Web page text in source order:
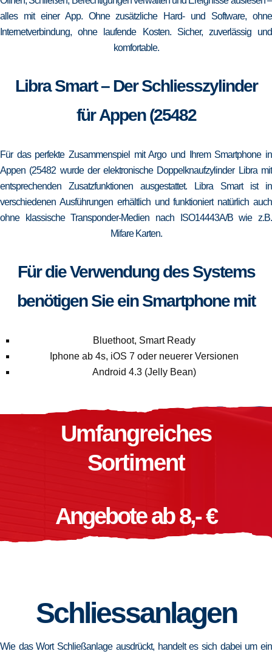
alles mit einer App. Ohne zusätzliche Hard- und Software, ohne
Internetverbindung, ohne laufende Kosten. Sicher, zuverlässig und
komfortable.
Libra Smart – Der Schliesszylinder
für Appen (25482
Für das perfekte Zusammenspiel mit Argo und Ihrem Smartphone in
Appen (25482 wurde der elektronische Doppelknaufzylinder Libra mit
entsprechenden Zusatzfunktionen ausgestattet. Libra Smart ist in
verschiedenen Ausführungen erhältlich und funktioniert natürlich auch
ohne klassische Transponder-Medien nach ISO14443A/B wie z.B.
Mifare Karten.
Für die Verwendung des Systems
benötigen Sie ein Smartphone mit
Bluethoot, Smart Ready
Iphone ab 4s, iOS 7 oder neuerer Versionen
Android 4.3 (Jelly Bean)
Umfangreiches
Sortiment
Angebote ab 8,- €
Schliessanlagen
Wie das Wort Schließanlage ausdrückt, handelt es sich dabei um ein